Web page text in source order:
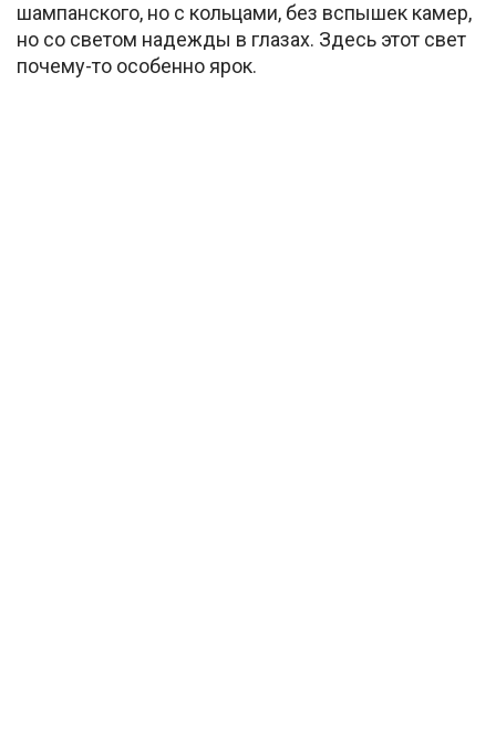
шампанского, но с кольцами, без вспышек камер,
но со светом надежды в глазах. Здесь этот свет
почему-то особенно ярок.